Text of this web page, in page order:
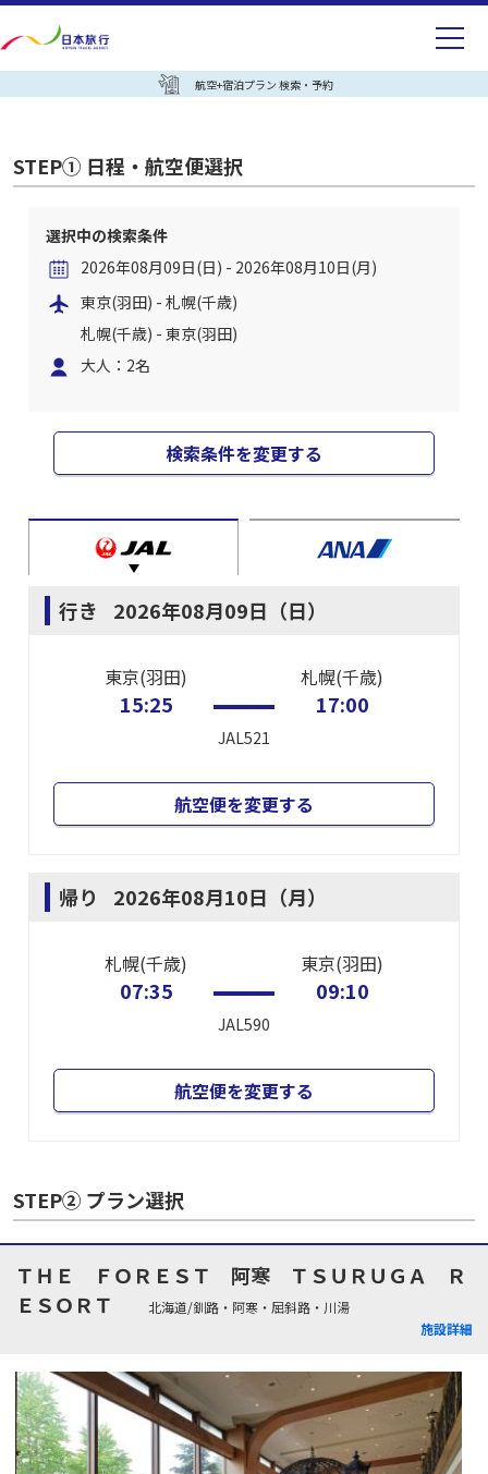
航空+宿泊プラン 検索・予約
STEP① 日程・航空便選択
選択中の検索条件
2026年08月09日(日) - 2026年08月10日(月)
東京(羽田) - 札幌(千歳)
札幌(千歳) - 東京(羽田)
大人：2名
検索条件を変更する
行き 2026年08月09日（日）
東京(羽田)
15:25
JAL521
札幌(千歳)
17:00
航空便を変更する
帰り 2026年08月10日（月）
札幌(千歳)
07:35
JAL590
東京(羽田)
09:10
航空便を変更する
STEP② プラン選択
ＴＨＥ ＦＯＲＥＳＴ 阿寒 ＴＳＵＲＵＧＡ Ｒ
ＥＳＯＲＴ
北海道/釧路・阿寒・屈斜路・川湯
施設詳細